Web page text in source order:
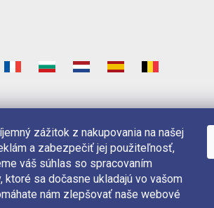
zážitok z nakupovania na našej
a zabezpečiť jej použiteľnosť,
váš súhlas so spracovaním
sa dočasne ukladajú vo vašom
nám zlepšovať naše webové